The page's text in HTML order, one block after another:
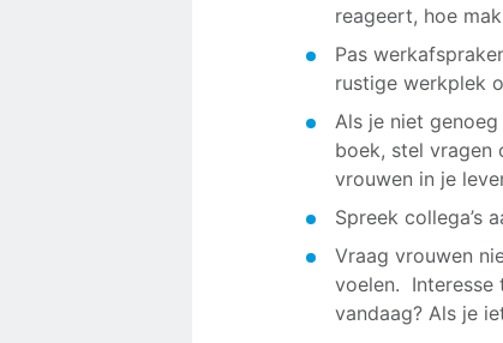
reageert, hoe
Pas
rustige werkplek
Als je niet
boek, stel vragen
vrouwen in je
Spreek collega’s
Vraag vrouwen
voelen. Interesse
vandaag? Als je